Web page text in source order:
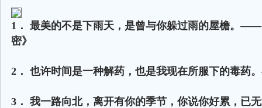
1． 最美的不是下雨天，是曾与你躲过雨的屋檐。
密》
2． 也许时间是一种解药，也是我现在所服下的毒药
3． 我一路向北，离开有你的季节，你说你好累，已